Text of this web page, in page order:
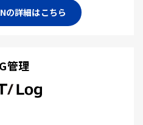
の詳細はこちら
管理